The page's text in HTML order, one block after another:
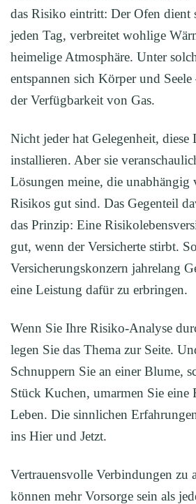
das Risiko eintritt: Der Ofen dient
jeden Tag, verbreitet wohlige
heimelige Atmosphäre. Unter
entspannen sich Körper und
der Verfügbarkeit von Gas.
Nicht jeder hat Gelegenheit, diese
installieren. Aber sie
Lösungen meine, die unabhängig
Risikos gut sind. Das Gegenteil
das Prinzip: Eine
gut, wenn der Versicherte stirbt.
Versicherungskonzern jahrelang
eine Leistung dafür zu erbringen.
Wenn Sie Ihre Risiko-Analyse
legen Sie das Thema zur Seite.
Schnuppern Sie an einer Blume,
Stück Kuchen, umarmen Sie eine
Leben. Die sinnlichen
ins Hier und Jetzt.
Vertrauensvolle Verbindungen zu
können mehr Vorsorge sein als